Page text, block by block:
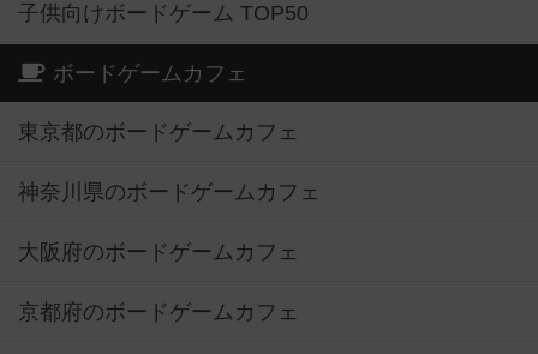
子供向けボードゲーム TOP50
ボードゲームカフェ
東京都のボードゲームカフェ
神奈川県のボードゲームカフェ
大阪府のボードゲームカフェ
京都府のボードゲームカフェ